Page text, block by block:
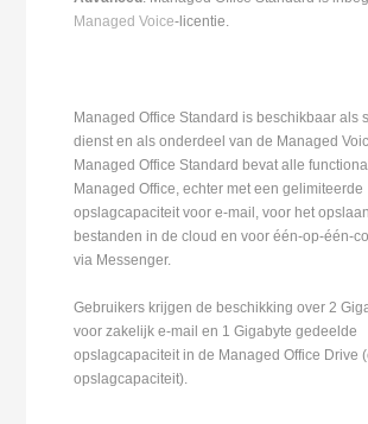
Managed Voice-licentie.
Managed Office Standard is beschikbaar als
dienst en als onderdeel van de Managed
Managed Office Standard bevat alle
Managed Office, echter met een gelimiteerde
opslagcapaciteit voor e-mail, voor het
bestanden in de cloud en voor één-op-één-
via Messenger.
Gebruikers krijgen de beschikking over 2
voor zakelijk e-mail en 1 Gigabyte gedeelde
opslagcapaciteit in de Managed Office Drive
opslagcapaciteit).